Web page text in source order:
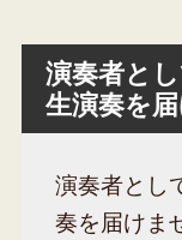
演奏者と
生演奏を
演奏者とし
奏を届けま